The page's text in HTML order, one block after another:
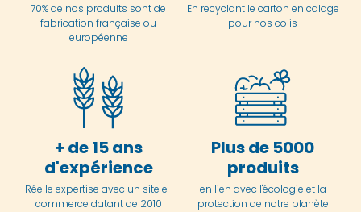
70% de nos produits sont de
fabrication française ou
européenne
En recyclant le carton en calage
pour nos colis
+ de 15 ans
d'expérience
Réelle expertise avec un site e-
commerce datant de 2010
Plus de 5000
produits
en lien avec l'écologie et la
protection de notre planète